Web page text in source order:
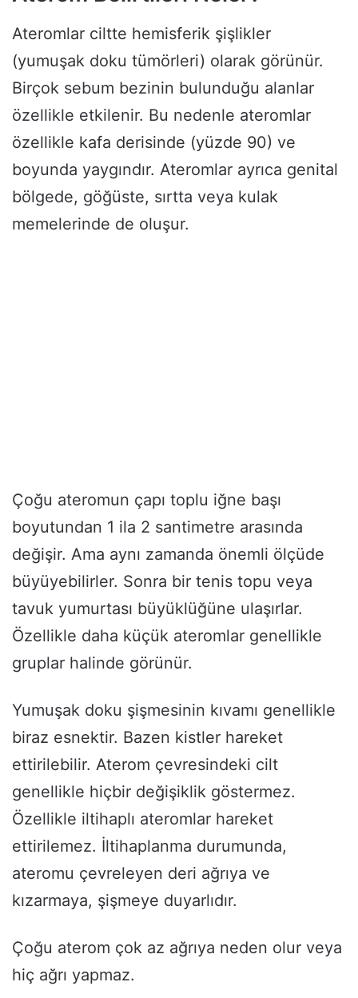
Ateromlar ciltte hemisferik şişlikler
(yumuşak doku tümörleri) olarak görünür.
Birçok sebum bezinin bulunduğu alanlar
özellikle etkilenir. Bu nedenle ateromlar
özellikle kafa derisinde (yüzde 90) ve
boyunda yaygındır. Ateromlar ayrıca genital
bölgede, göğüste, sırtta veya kulak
memelerinde de oluşur.
Çoğu ateromun çapı toplu iğne başı
boyutundan 1 ila 2 santimetre arasında
değişir. Ama aynı zamanda önemli ölçüde
büyüyebilirler. Sonra bir tenis topu veya
tavuk yumurtası büyüklüğüne ulaşırlar.
Özellikle daha küçük ateromlar genellikle
gruplar halinde görünür.
Yumuşak doku şişmesinin kıvamı genellikle
biraz esnektir. Bazen kistler hareket
ettirilebilir. Aterom çevresindeki cilt
genellikle hiçbir değişiklik göstermez.
Özellikle iltihaplı ateromlar hareket
ettirilemez. İltihaplanma durumunda,
ateromu çevreleyen deri ağrıya ve
kızarmaya, şişmeye duyarlıdır.
Çoğu aterom çok az ağrıya neden olur veya
hiç ağrı yapmaz.